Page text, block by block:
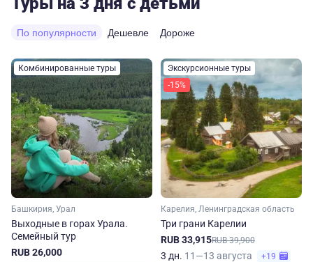
По популярности Дешевле Дороже
Комбинированные туры
Башкирия, Урал
Выходные в горах Урала.
Семейный тур
RUB 26,000
Экскурсионные туры
-15%
Карелия, Ленинградская область
Три грани Карелии
RUB 33,915RUB 39,900
3 дн. 11—13 августа +19